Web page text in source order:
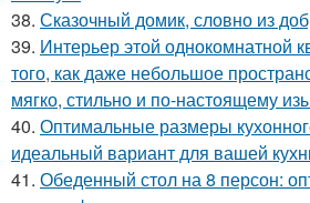
38. Сказочный домик, словно из
39. Интерьер этой однокомнатной
того, как даже небольшое
мягко, стильно и по-настоящему
40. Оптимальные размеры
идеальный вариант для вашей
41. Обеденный стол на 8 персон: